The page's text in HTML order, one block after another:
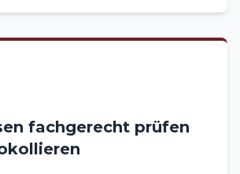
fachgerecht prüfen